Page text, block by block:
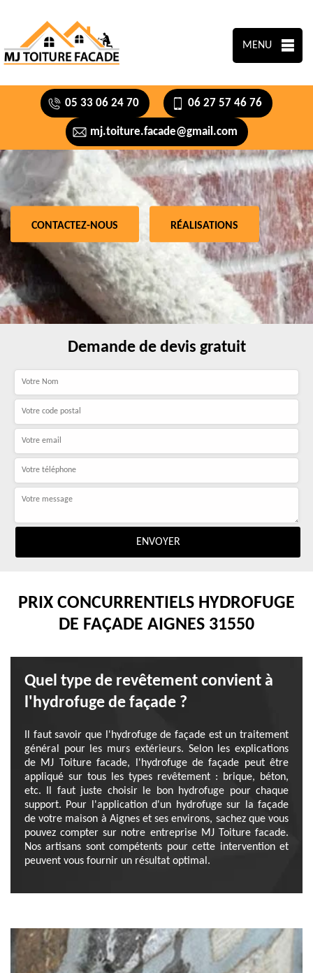
MENU
05 33 06 24 70 06 27 57 46 76
mj.toiture.facade@gmail.com
CONTACTEZ-NOUS RÉALISATIONS
Demande de devis gratuit
PRIX CONCURRENTIELS HYDROFUGE
DE FAÇADE AIGNES 31550
Quel type de revêtement convient à
l'hydrofuge de façade ?
Il faut savoir que l'hydrofuge de façade est un traitement
général pour les murs extérieurs. Selon les explications
de MJ Toiture facade, l'hydrofuge de façade peut être
appliqué sur tous les types revêtement : brique, béton,
etc. Il faut juste choisir le bon hydrofuge pour chaque
support. Pour l'application d'un hydrofuge sur la façade
de votre maison à Aignes et ses environs, sachez que vous
pouvez compter sur notre entreprise MJ Toiture facade.
Nos artisans sont compétents pour cette intervention et
peuvent vous fournir un résultat optimal.